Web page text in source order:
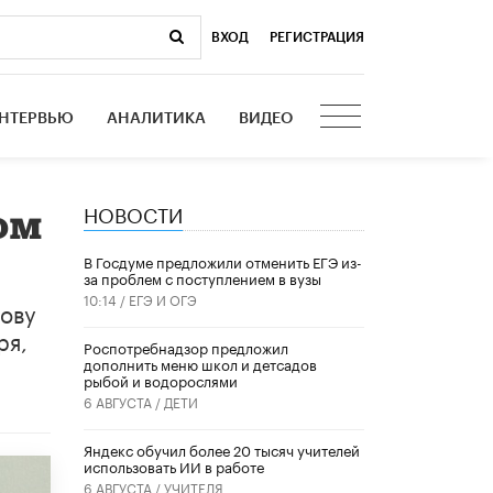
ВХОД РЕГИСТРАЦИЯ
АНАЛИТИКА ВИДЕО
НОВОСТИ
В Госдуме предложили отменить ЕГЭ из-
за проблем с поступлением в вузы
10:14 / ЕГЭ И ОГЭ
Роспотребнадзор предложил
дополнить меню школ и детсадов
рыбой и водорослями
6 АВГУСТА / ДЕТИ
​Яндекс обучил более 20 тысяч учителей
использовать ИИ в работе
6 АВГУСТА /УЧИТЕЛЯ